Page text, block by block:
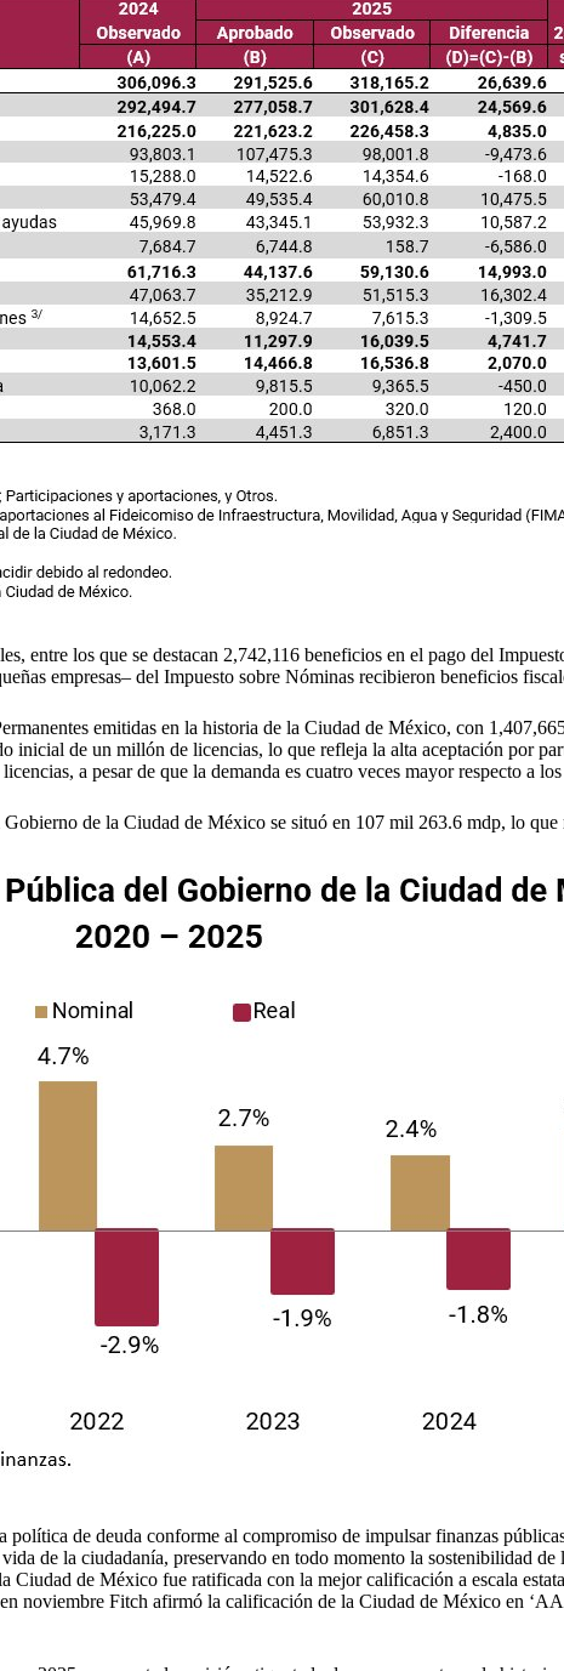
entre los que se destacan 2,742,116 beneficios en el pago del
empresas– del Impuesto sobre Nóminas recibieron beneficios
emitidas en la historia de la Ciudad de México, con
inicial de un millón de licencias, lo que refleja la alta aceptación por
a pesar de que la demanda es cuatro veces mayor respecto a
de la Ciudad de México se situó en 107 mil 263.6 mdp, lo
de deuda conforme al compromiso de impulsar finanzas
de la ciudadanía, preservando en todo momento la sostenibilidad
de México fue ratificada con la mejor calificación a escala
noviembre Fitch afirmó la calificación de la Ciudad de México en